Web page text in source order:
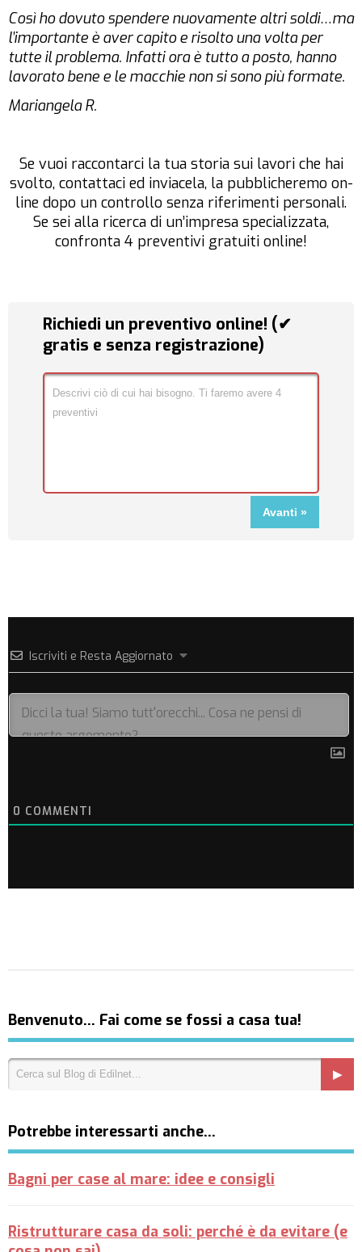
Così ho dovuto spendere nuovamente altri soldi…ma
l’importante è aver capito e risolto una volta per
tutte il problema. Infatti ora è tutto a posto, hanno
lavorato bene e le macchie non si sono più formate.
Mariangela R.
Se vuoi raccontarci la tua storia sui lavori che hai
svolto, contattaci ed inviacela, la pubblicheremo on-
line dopo un controllo senza riferimenti personali.
Se sei alla ricerca di un’impresa specializzata,
confronta 4 preventivi gratuiti online!
Richiedi un preventivo online! (✔
gratis e senza registrazione)
Iscriviti e Resta Aggiornato
0 COMMENTI
Benvenuto… Fai come se fossi a casa tua!
Potrebbe interessarti anche…
Bagni per case al mare: idee e consigli
Ristrutturare casa da soli: perché è da evitare (e